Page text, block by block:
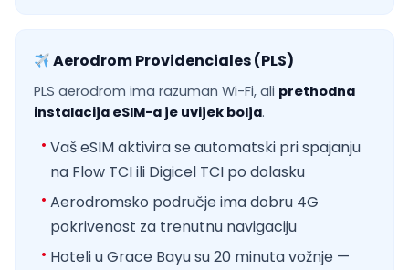
Aerodrom Providenciales (PLS)
PLS aerodrom ima razuman Wi-Fi, ali prethodna
instalacija eSIM-a je uvijek bolja.
Vaš eSIM aktivira se automatski pri spajanju
na Flow TCI ili Digicel TCI po dolasku
Aerodromsko područje ima dobru 4G
pokrivenost za trenutnu navigaciju
Hoteli u Grace Bayu su 20 minuta vožnje —